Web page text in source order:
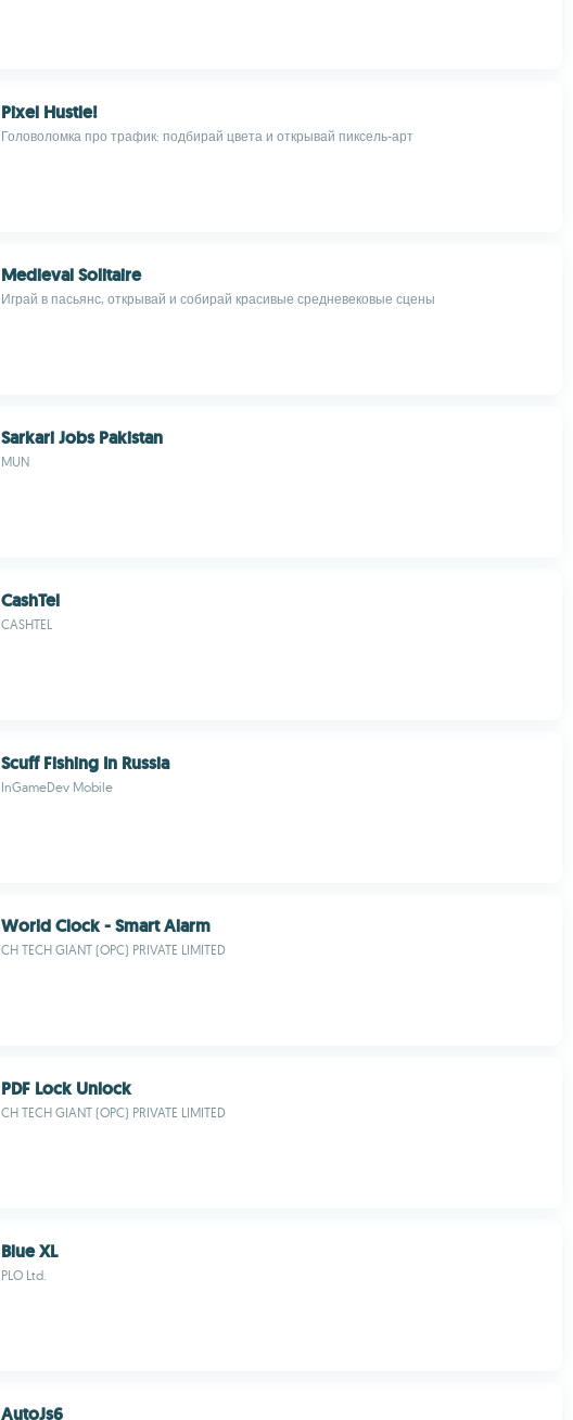
Pixel Hustle!
Головоломка про трафик: подбирай цвета и открывай пиксель-арт
Medieval Solitaire
Играй в пасьянс, открывай и собирай красивые средневековые сцены
Sarkari Jobs Pakistan
MUN
CashTel
CASHTEL
Scuff Fishing In Russia
InGameDev Mobile
World Clock - Smart Alarm
CH TECH GIANT (OPC) PRIVATE LIMITED
PDF Lock Unlock
CH TECH GIANT (OPC) PRIVATE LIMITED
Blue XL
PLO Ltd.
AutoJs6